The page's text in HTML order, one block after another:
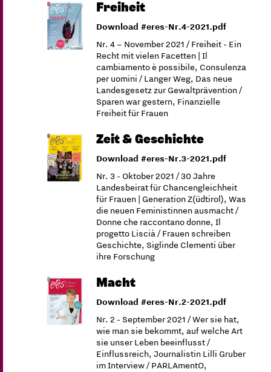
Freiheit
Download #eres-Nr.4-2021.pdf
Nr. 4 – November 2021 / Freiheit - Ein
Recht mit vielen Facetten | Il
cambiamento è possibile, Consulenza
per uomini / Langer Weg, Das neue
Landesgesetz zur Gewaltprävention /
Sparen war gestern, Finanzielle
Freiheit für Frauen
Zeit & Geschichte
Download #eres-Nr.3-2021.pdf
Nr. 3 - Oktober 2021 / 30 Jahre
Landesbeirat für Chancengleichheit
für Frauen | Generation Z(üdtirol), Was
die neuen Feministinnen ausmacht /
Donne che raccontano donne, Il
progetto Liscià / Frauen schreiben
Geschichte, Siglinde Clementi über
ihre Forschung
Macht
Download #eres-Nr.2-2021.pdf
Nr. 2 - September 2021 / Wer sie hat,
wie man sie bekommt, auf welche Art
sie unser Leben beeinflusst /
Einflussreich, Journalistin Lilli Gruber
im Interview / PARLAmentO,